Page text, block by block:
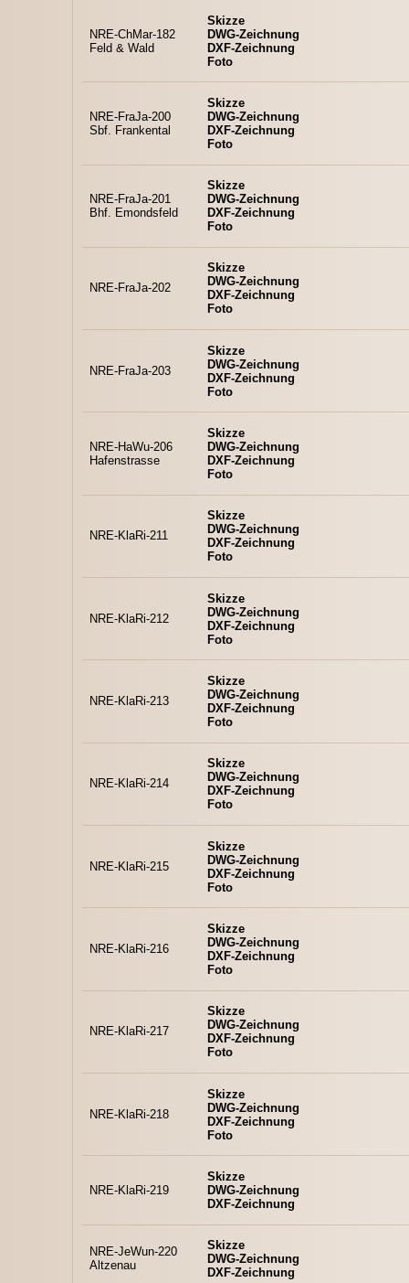
NRE-ChMar-182
Feld & Wald
Skizze
DWG-Zeichnung
DXF-Zeichnung
Foto
NRE-FraJa-200
Sbf. Frankental
Skizze
DWG-Zeichnung
DXF-Zeichnung
Foto
NRE-FraJa-201
Bhf. Emondsfeld
Skizze
DWG-Zeichnung
DXF-Zeichnung
Foto
NRE-FraJa-202
Skizze
DWG-Zeichnung
DXF-Zeichnung
Foto
NRE-FraJa-203
Skizze
DWG-Zeichnung
DXF-Zeichnung
Foto
NRE-HaWu-206
Hafenstrasse
Skizze
DWG-Zeichnung
DXF-Zeichnung
Foto
NRE-KlaRi-211
Skizze
DWG-Zeichnung
DXF-Zeichnung
Foto
NRE-KlaRi-212
Skizze
DWG-Zeichnung
DXF-Zeichnung
Foto
NRE-KlaRi-213
Skizze
DWG-Zeichnung
DXF-Zeichnung
Foto
NRE-KlaRi-214
Skizze
DWG-Zeichnung
DXF-Zeichnung
Foto
NRE-KlaRi-215
Skizze
DWG-Zeichnung
DXF-Zeichnung
Foto
NRE-KlaRi-216
Skizze
DWG-Zeichnung
DXF-Zeichnung
Foto
NRE-KlaRi-217
Skizze
DWG-Zeichnung
DXF-Zeichnung
Foto
NRE-KlaRi-218
Skizze
DWG-Zeichnung
DXF-Zeichnung
Foto
NRE-KlaRi-219
Skizze
DWG-Zeichnung
DXF-Zeichnung
NRE-JeWun-220
Altzenau
Skizze
DWG-Zeichnung
DXF-Zeichnung